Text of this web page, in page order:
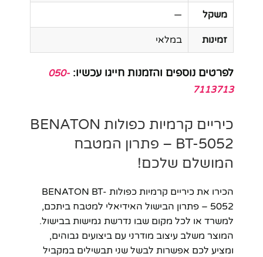
משקל —
זמינות במלאי
לפרטים נוספים והזמנות חייגו עכשיו: 050-
7113713
כיריים קרמיות כפולות BENATON
BT-5052 – פתרון המטבח
המושלם שלכם!
הכירו את כיריים קרמיות כפולות BENATON BT-
5052 – פתרון הבישול האידיאלי למטבח ביתכם,
למשרד או לכל מקום שבו נדרשת גמישות בבישול.
המוצר משלב עיצוב מודרני עם ביצועים גבוהים,
ומציע לכם אפשרות לבשל שני תבשילים במקביל